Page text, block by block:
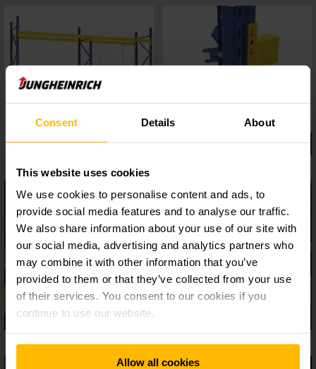
Consent Details About
This website uses cookies
We use cookies to personalise content and ads, to
provide social media features and to analyse our traffic.
We also share information about your use of our site with
our social media, advertising and analytics partners who
may combine it with other information that you’ve
provided to them or that they’ve collected from your use
of their services. You consent to our cookies if you
continue to use our website.
Allow all cookies